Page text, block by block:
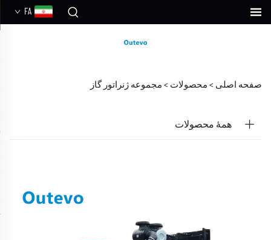
FA
صفحه اصلی > محصولات > مجموعه ژنراتور گاز
همهٔ محصولات